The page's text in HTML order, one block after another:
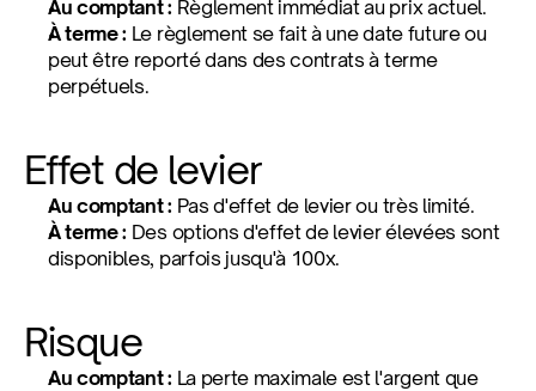
Au comptant : Règlement immédiat au prix actuel.
À terme : Le règlement se fait à une date future ou
peut être reporté dans des contrats à terme
perpétuels.
Effet de levier
Au comptant : Pas d'effet de levier ou très limité.
À terme : Des options d'effet de levier élevées sont
disponibles, parfois jusqu'à 100x.
Risque
Au comptant : La perte maximale est l'argent que